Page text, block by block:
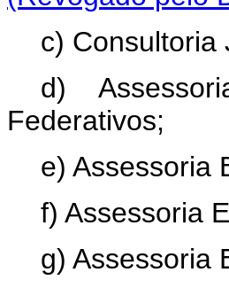
c) Consultoria
d)
Federativos;
e) Assessoria
f) Assessoria
g) Assessoria